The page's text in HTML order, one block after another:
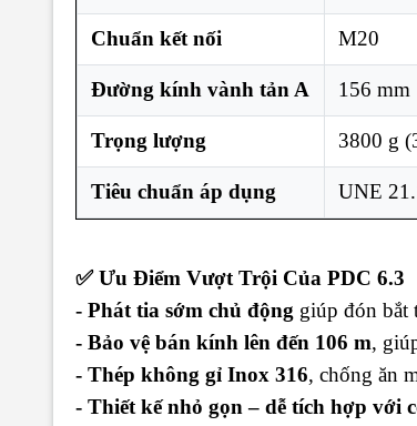
Chuẩn kết nối M20
Đường kính vành tản A 156 mm
Trọng lượng 3800 g
Tiêu chuẩn áp dụng UNE
✅ Ưu Điểm Vượt Trội Của PDC 6.3
- Phát tia sớm chủ động giúp đón bắt
- Bảo vệ bán kính lên đến 106 m,
- Thép không gỉ Inox 316, chống ăn
- Thiết kế nhỏ gọn – dễ tích hợp với